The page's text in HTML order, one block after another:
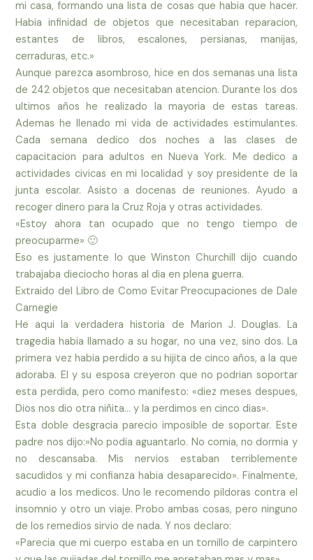
mi casa, formando una lista de cosas que habia que hacer.
Habia infinidad de objetos que necesitaban reparacion,
estantes de libros, escalones, persianas, manijas,
cerraduras, etc.»
Aunque parezca asombroso, hice en dos semanas una lista
de 242 objetos que necesitaban atencion. Durante los dos
ultimos años he realizado la mayoria de estas tareas.
Ademas he llenado mi vida de actividades estimulantes.
Cada semana dedico dos noches a las clases de
capacitacion para adultos en Nueva York. Me dedico a
actividades civicas en mi localidad y soy presidente de la
junta escolar. Asisto a docenas de reuniones. Ayudo a
recoger dinero para la Cruz Roja y otras actividades.
«Estoy ahora tan ocupado que no tengo tiempo de
preocuparme» 🙂
Eso es justamente lo que Winston Churchill dijo cuando
trabajaba dieciocho horas al dia en plena guerra.
Extraido del Libro de Como Evitar Preocupaciones de Dale
Carnegie
He aqui la verdadera historia de Marion J. Douglas. La
tragedia habia llamado a su hogar, no una vez, sino dos. La
primera vez habia perdido a su hijita de cinco años, a la que
adoraba. El y su esposa creyeron que no podrian soportar
esta perdida, pero como manifesto: «diez meses despues,
Dios nos dio otra niñita… y la perdimos en cinco dias».
Esta doble desgracia parecio imposible de soportar. Este
padre nos dijo:»No podia aguantarlo. No comia, no dormia y
no descansaba. Mis nervios estaban terriblemente
sacudidos y mi confianza habia desaparecido». Finalmente,
acudio a los medicos. Uno le recomendo pildoras contra el
insomnio y otro un viaje. Probo ambas cosas, pero ninguno
de los remedios sirvio de nada. Y nos declaro:
«Parecia que mi cuerpo estaba en un tornillo de carpintero